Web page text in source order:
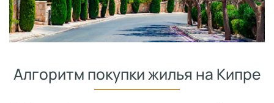
Алгоритм покупки жилья на Кипре